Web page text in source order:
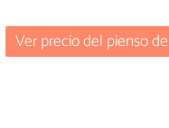
Ver precio del pienso